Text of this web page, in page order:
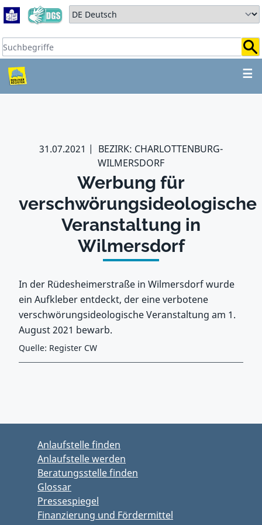
Zum Hauptbereich springen
Zum Hauptmenü springen
Sprache auswählen:
Suchbegriffe:
☰
ZUM HAUPTBEREICH
31.07.2021
BEZIRK: CHARLOTTENBURG-
WILMERSDORF
Werbung für
verschwörungsideologische
Veranstaltung in
Wilmersdorf
In der Rüdesheimerstraße in Wilmersdorf wurde
ein Aufkleber entdeckt, der eine verbotene
verschwörungsideologische Veranstaltung am 1.
August 2021 bewarb.
Quelle: Register CW
Anlaufstelle finden
Anlaufstelle werden
Beratungsstelle finden
Glossar
Pressespiegel
Finanzierung und Fördermittel